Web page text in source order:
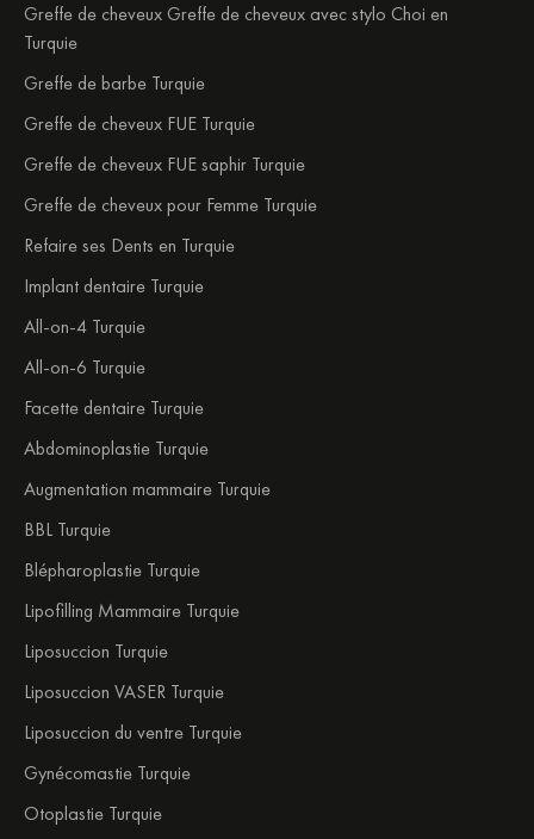
Greffe de cheveux Greffe de cheveux avec stylo Choi en
Turquie
Greffe de barbe Turquie
Greffe de cheveux FUE Turquie
Greffe de cheveux FUE saphir Turquie
Greffe de cheveux pour Femme Turquie
Refaire ses Dents en Turquie
Implant dentaire Turquie
All-on-4 Turquie
All-on-6 Turquie
Facette dentaire Turquie
Abdominoplastie Turquie
Augmentation mammaire Turquie
BBL Turquie
Blépharoplastie Turquie
Lipofilling Mammaire Turquie
Liposuccion Turquie
Liposuccion VASER Turquie
Liposuccion du ventre Turquie
Gynécomastie Turquie
Otoplastie Turquie